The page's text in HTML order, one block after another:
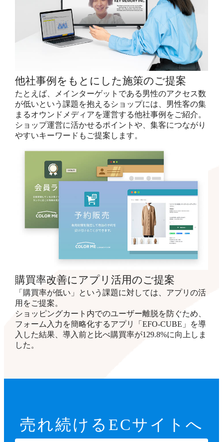
他社事例をもとにした施策のご提案
たとえば、メインターゲットである男性のアクセス数
が低いという課題を抱えるショップには、男性客の集
まるオウンドメディアを運営する他社事例をご紹介。
ショップ運営に活かせるポイントや、集客につながり
やすいキーワードもご提案します。
購買率改善にアプリ活用のご提案
「購買率が低い」という課題に対しては、アプリの活
用をご提案。
ショッピングカート内でのユーザー離脱を防ぐため、
フォーム入力を簡略化するアプリ「EFO-CUBE」を導
入した結果、導入前と比べ購買率が129.8%に向上しま
した。
売れ続ける ECサイトへ